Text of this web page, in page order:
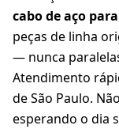
cabo de aço
peças de linha
— nunca
Atendimento
de São Paulo.
esperando o dia